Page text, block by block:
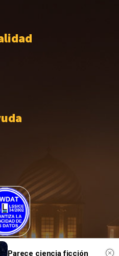
grado más de compromiso en el
sus datos.
Parece ciencia ficción